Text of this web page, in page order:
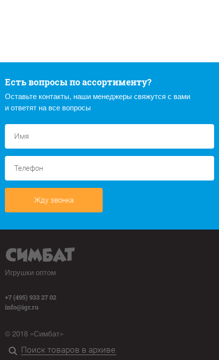
Есть вопросы по ассортименту?
Оставьте контакты, наши менеджеры свяжутся с вами
и ответят на все вопросы
Жду звонка
Игрушки оптом
+7 (495) 933 27 02
info@igr.ru
© 2018 «Симбат»